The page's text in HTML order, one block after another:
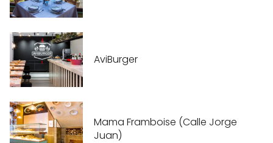
AviBurger
Mama Framboise (Calle Jorge
Juan)